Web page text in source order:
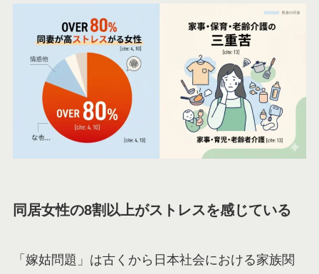
同居女性の8割以上がストレスを感じている
「嫁姑問題」は古くから日本社会における家族関